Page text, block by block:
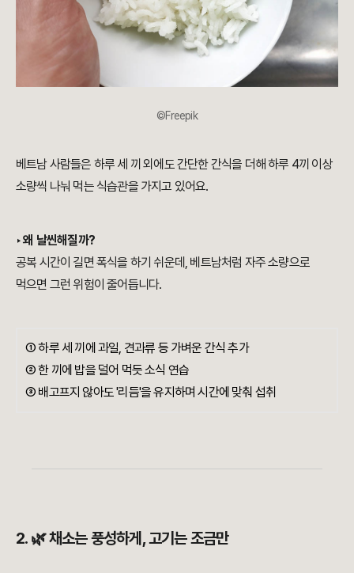
©Freepik
베트남 사람들은 하루 세 끼 외에도 간단한 간식을 더해 하루 4끼 이상
소량씩 나눠 먹는 식습관을 가지고 있어요.
‣ 왜 날씬해질까?
공복 시간이 길면 폭식을 하기 쉬운데, 베트남처럼 자주 소량으로
먹으면 그런 위험이 줄어듭니다.
① 하루 세 끼에 과일, 견과류 등 가벼운 간식 추가
② 한 끼에 밥을 덜어 먹듯 소식 연습
③ 배고프지 않아도 '리듬'을 유지하며 시간에 맞춰 섭취
2. 🌿 채소는 풍성하게, 고기는 조금만